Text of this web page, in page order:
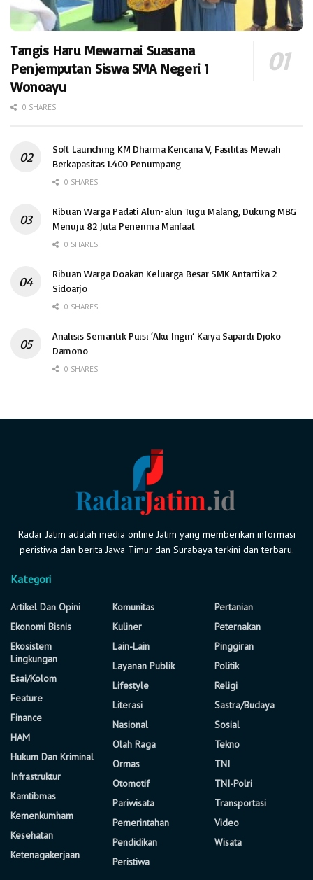
Tangis Haru Mewarnai Suasana
Penjemputan Siswa SMA Negeri 1
Wonoayu
0 SHARES
Soft Launching KM Dharma Kencana V, Fasilitas Mewah
Berkapasitas 1.400 Penumpang
0 SHARES
Ribuan Warga Padati Alun-alun Tugu Malang, Dukung MBG
Menuju 82 Juta Penerima Manfaat
0 SHARES
Ribuan Warga Doakan Keluarga Besar SMK Antartika 2
Sidoarjo
0 SHARES
Analisis Semantik Puisi ‘Aku Ingin’ Karya Sapardi Djoko
Damono
0 SHARES
Radar Jatim adalah media online Jatim yang memberikan informasi
peristiwa dan berita Jawa Timur dan Surabaya terkini dan terbaru.
Kategori
Artikel Dan Opini
Ekonomi Bisnis
Ekosistem
Lingkungan
Esai/Kolom
Feature
Finance
HAM
Hukum Dan Kriminal
Infrastruktur
Kamtibmas
Kemenkumham
Kesehatan
Ketenagakerjaan
Komunitas
Kuliner
Lain-Lain
Layanan Publik
Lifestyle
Literasi
Nasional
Olah Raga
Ormas
Otomotif
Pariwisata
Pemerintahan
Pendidikan
Peristiwa
Pertanian
Peternakan
Pinggiran
Politik
Religi
Sastra/Budaya
Sosial
Tekno
TNI
TNI-Polri
Transportasi
Video
Wisata